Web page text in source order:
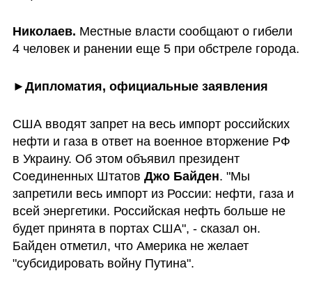
Николаев. Местные власти сообщают о гибели
►Дипломатия, официальные заявления
США вводят запрет на весь импорт российских
нефти и газа в ответ на военное вторжение РФ
в Украину. Об этом объявил президент
Соединенных Штатов Джо Байден. "Мы
запретили весь импорт из России: нефти, газа и
всей энергетики. Российская нефть больше не
будет принята в портах США", - сказал он.
Байден отметил, что Америка не желает
"субсидировать войну Путина".